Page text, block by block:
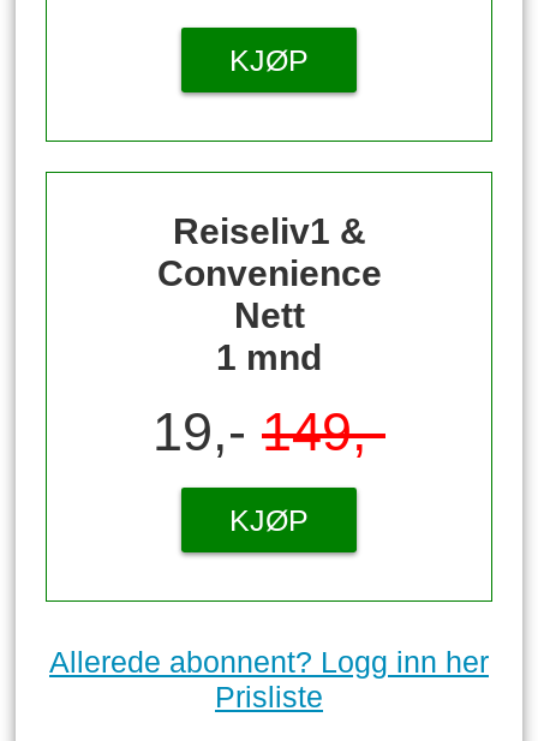
KJØP
Reiseliv1 &
Convenience
Nett
1 mnd
19,- 149,-
KJØP
Allerede abonnent? Logg inn her
Prisliste